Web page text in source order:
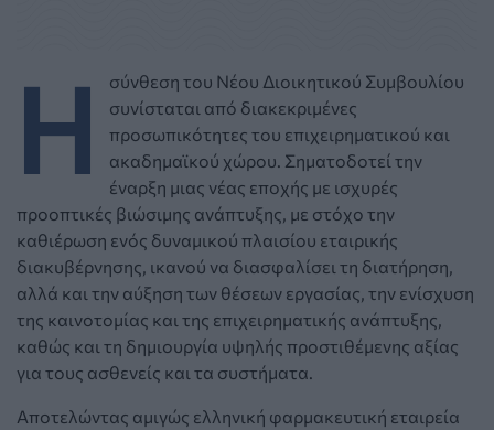
Η
σύνθεση του Νέου Διοικητικού Συμβουλίου
συνίσταται από διακεκριμένες
προσωπικότητες του επιχειρηματικού και
ακαδημαϊκού χώρου. Σηματοδοτεί την
έναρξη μιας νέας εποχής με ισχυρές
προοπτικές βιώσιμης ανάπτυξης, με στόχο την
καθιέρωση ενός δυναμικού πλαισίου εταιρικής
διακυβέρνησης, ικανού να διασφαλίσει τη διατήρηση,
αλλά και την αύξηση των θέσεων εργασίας, την ενίσχυση
της καινοτομίας και της επιχειρηματικής ανάπτυξης,
καθώς και τη δημιουργία υψηλής προστιθέμενης αξίας
για τους ασθενείς και τα συστήματα.
Αποτελώντας αμιγώς ελληνική φαρμακευτική εταιρεία